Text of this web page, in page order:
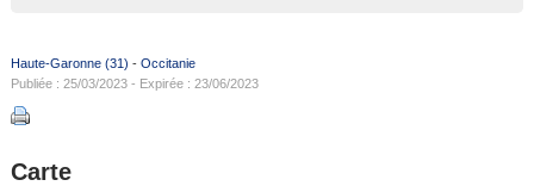
Haute-Garonne (31) - Occitanie
Publiée : 25/03/2023 - Expirée : 23/06/2023
Carte